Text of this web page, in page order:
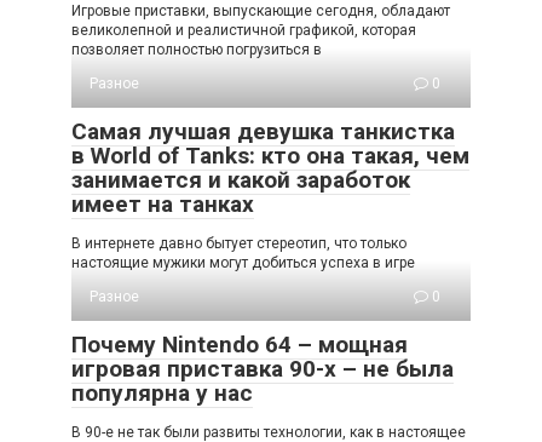
Игровые приставки, выпускающие сегодня, обладают
великолепной и реалистичной графикой, которая
позволяет полностью погрузиться в
Разное
0
Самая лучшая девушка танкистка
в World of Tanks: кто она такая, чем
занимается и какой заработок
имеет на танках
В интернете давно бытует стереотип, что только
настоящие мужики могут добиться успеха в игре
Разное
0
Почему Nintendo 64 – мощная
игровая приставка 90-х – не была
популярна у нас
В 90-е не так были развиты технологии, как в настоящее